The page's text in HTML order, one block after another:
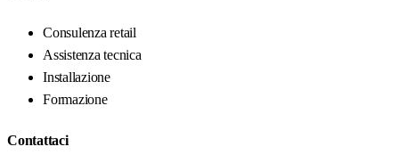
Consulenza retail
Assistenza tecnica
Installazione
Formazione
Contattaci